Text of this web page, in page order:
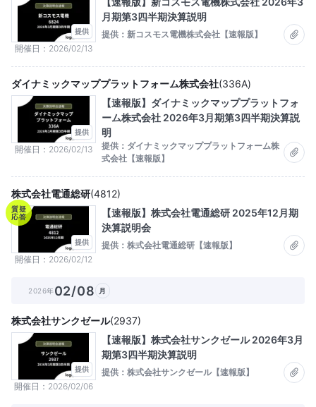
提供
開催日 2026/02/13
月期第3四半期決算説明
提供：新コスモス電機株式会社【速報版】
提供
開催日 2026/02/13
ダイナミックマッププラットフォーム株式会社(336A)
【速報版】ダイナミックマッププラットフォ
ーム株式会社 2026年3月期第3四半期決算説
明
提供：ダイナミックマッププラットフォーム株
式会社【速報版】
質疑
応答
提供
開催日 2026/02/12
株式会社電通総研(4812)
【速報版】株式会社電通総研 2025年12月期
決算説明会
提供：株式会社電通総研【速報版】
2026年02/08 月
提供
開催日 2026/02/06
株式会社サンクゼール(2937)
【速報版】株式会社サンクゼール 2026年3月
期第3四半期決算説明
提供：株式会社サンクゼール【速報版】